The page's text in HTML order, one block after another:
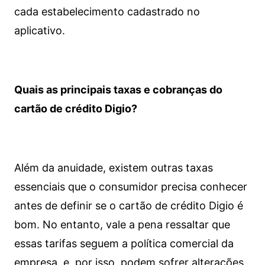
cada estabelecimento cadastrado no
aplicativo.
Quais as principais taxas e cobranças do
cartão de crédito Digio?
Além da anuidade, existem outras taxas
essenciais que o consumidor precisa conhecer
antes de definir se o cartão de crédito Digio é
bom. No entanto, vale a pena ressaltar que
essas tarifas seguem a política comercial da
empresa, e, por isso, podem sofrer alterações